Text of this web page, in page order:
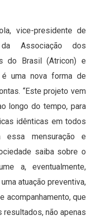
vice-presidente de
da Associação dos
do Brasil (Atricon) e
é uma nova forma de
“Este projeto vem
longo do tempo, para
idênticas em todos
mensuração e
saiba sobre o
a, eventualmente,
atuação preventiva,
que
não apenas